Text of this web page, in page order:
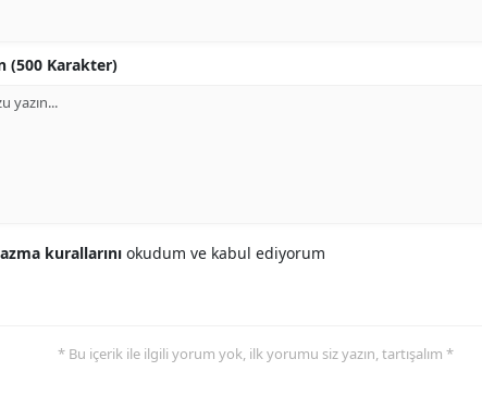
Aksaray
(500 Karakter)
kurallarını okudum ve kabul ediyorum
* Bu içerik ile ilgili yorum yok, ilk yorumu siz yazın, tartışalım *